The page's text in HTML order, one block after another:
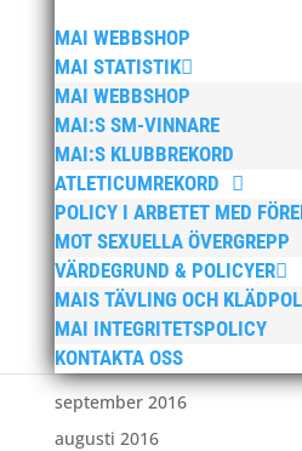
MAI WEBBSHOP
MAI STATISTIK
MAI WEBBSHOP
MAI:S SM-VINNARE
MAI:S KLUBBREKORD
ATLETICUMREKORD
POLICY I ARBETET MED
MOT SEXUELLA ÖVERGREPP
VÄRDEGRUND & POLICYER
MAIS TÄVLING OCH
MAI INTEGRITETSPOLICY
KONTAKTA OSS
juli 2017
juni 2017
maj 2017
april 2017
mars 2017
februari 2017
januari 2017
december 2016
november 2016
oktober 2016
september 2016
augusti 2016